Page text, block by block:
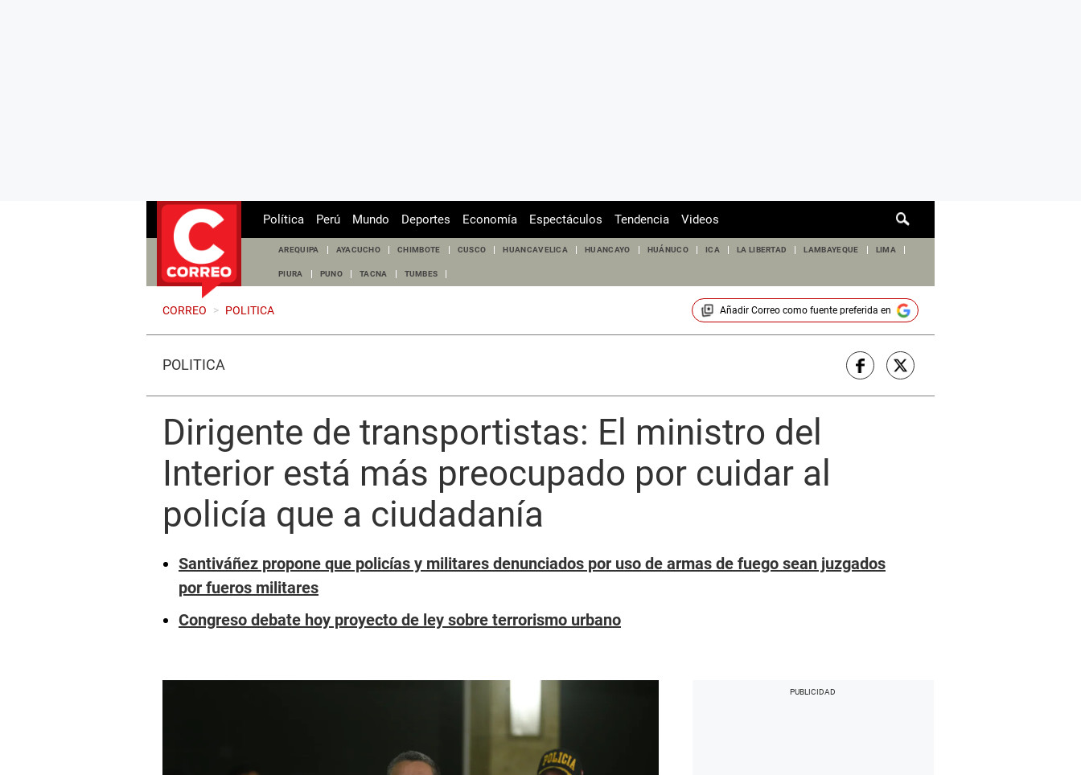
de
Política Perú Mundo Deportes Economía Espectáculos Tendencia Videos
AREQUIPA AYACUCHO CHIMBOTE CUSCO HUANCAVELICA HUANCAYO HUÁNUCO ICA LA LIBERTAD LAMBAYEQUE LIMA
PIURA PUNO TACNA TUMBES
CORREO > POLITICA Añadir Correocomo fuente preferida en
POLÍTICA
Dirigente de transportistas: El ministro del
Interior está más preocupado por cuidar al
policía que a ciudadanía
Santiváñez propone que policías y militares denunciados por uso de armas de fuego sean juzgados
por fueros militares
Congreso debate hoy proyecto de ley sobre terrorismo urbano